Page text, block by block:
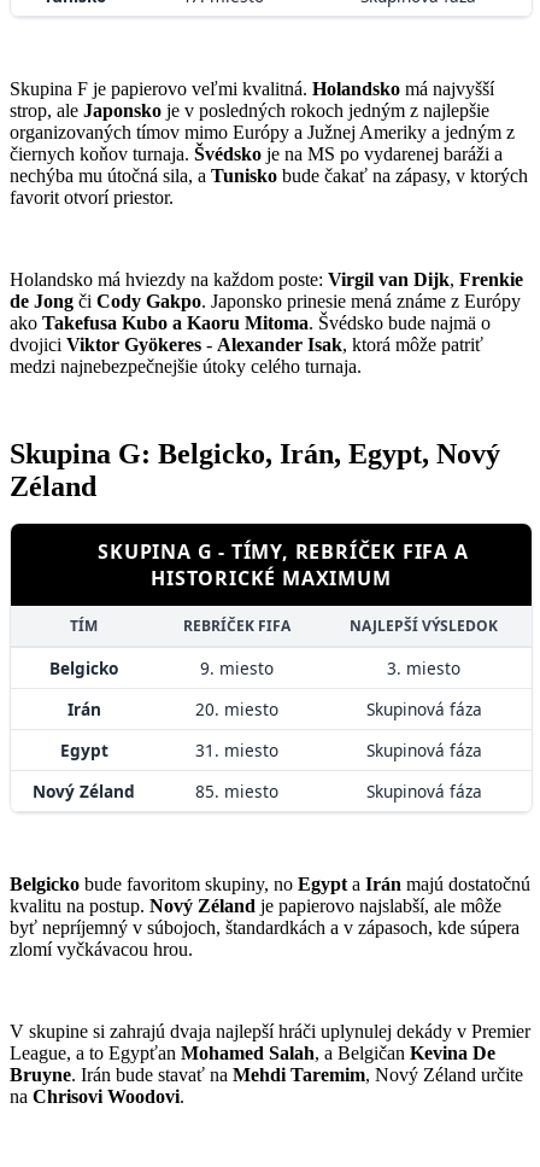
Skupina F je papierovo veľmi kvalitná. Holandsko má najvyšší
strop, ale Japonsko je v posledných rokoch jedným z najlepšie
organizovaných tímov mimo Európy a Južnej Ameriky a jedným z
čiernych koňov turnaja. Švédsko je na MS po vydarenej baráži a
nechýba mu útočná sila, a Tunisko bude čakať na zápasy, v ktorých
favorit otvorí priestor.
Holandsko má hviezdy na každom poste: Virgil van Dijk, Frenkie
de Jong či Cody Gakpo. Japonsko prinesie mená známe z Európy
ako Takefusa Kubo a Kaoru Mitoma. Švédsko bude najmä o
dvojici Viktor Gyökeres - Alexander Isak, ktorá môže patriť
medzi najnebezpečnejšie útoky celého turnaja.
Skupina G: Belgicko, Irán, Egypt, Nový
Zéland
SKUPINA G - TÍMY, REBRÍČEK FIFA A
HISTORICKÉ MAXIMUM
TÍM REBRÍČEK FIFA NAJLEPŠÍ VÝSLEDOK
Belgicko 9. miesto
3. miesto
Irán
20. miesto
Skupinová fáza
Egypt
31. miesto
Skupinová fáza
Nový Zéland
85. miesto Skupinová fáza
Belgicko bude favoritom skupiny, no Egypt a Irán majú dostatočnú
kvalitu na postup. Nový Zéland je papierovo najslabší, ale môže
byť nepríjemný v súbojoch, štandardkách a v zápasoch, kde súpera
zlomí vyčkávacou hrou.
V skupine si zahrajú dvaja najlepší hráči uplynulej dekády v Premier
League, a to Egypťan Mohamed Salah, a Belgičan Kevina De
Bruyne. Irán bude stavať na Mehdi Taremim, Nový Zéland určite
na Chrisovi Woodovi.